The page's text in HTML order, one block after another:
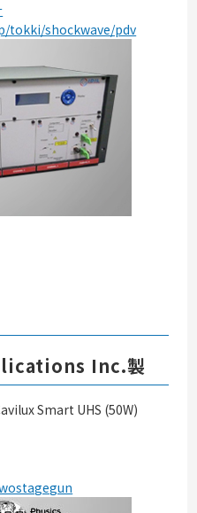
tokki/shockwave/pdv
Inc.製
Smart UHS (50W)